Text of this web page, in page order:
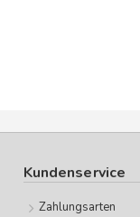
Kundenservice
Zahlungsarten